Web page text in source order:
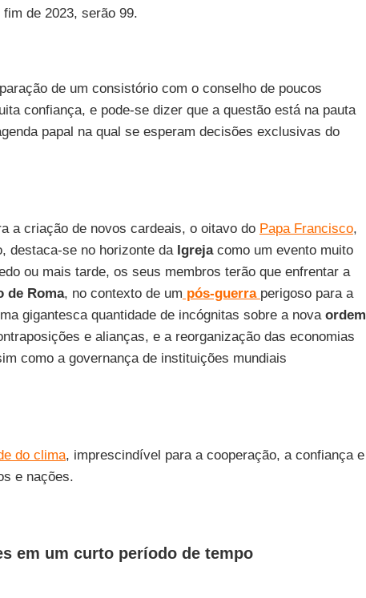
de 2023, serão 99.
de um consistório com o conselho de poucos
confiança, e pode-se dizer que a questão está na pauta
papal na qual se esperam decisões exclusivas do
a criação de novos cardeais, o oitavo do Papa Francisco,
destaca-se no horizonte da Igrejacomo um evento muito
ou mais tarde, os seus membros terão que enfrentar a
de Roma, no contexto de um pós-guerra perigoso para a
gigantesca quantidade de incógnitas sobre a nova ordem
e alianças, e a reorganização das economias
como a governança de instituições mundiais
do clima, imprescindível para a cooperação, a confiança e
e nações.
em um curto período de tempo